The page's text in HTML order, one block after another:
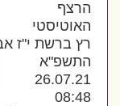
ברשת י"ז אב
|
26.07.21 |